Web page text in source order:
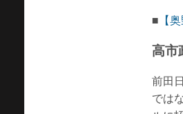
■ 【
高市
前田
では